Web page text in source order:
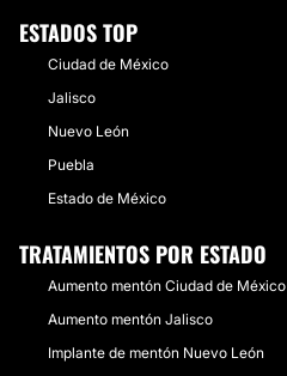
ESTADOS TOP
Ciudad de México
Jalisco
Nuevo León
Puebla
Estado de México
TRATAMIENTOS POR ESTADO
Aumento mentón Ciudad de México
Aumento mentón Jalisco
Implante de mentón Nuevo León